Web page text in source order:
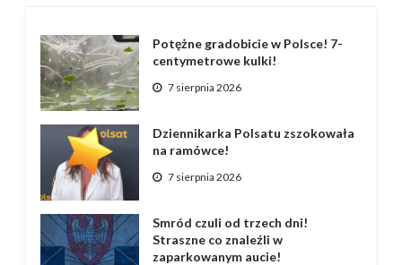
Potężne gradobicie w Polsce! 7-
centymetrowe kulki!
7 sierpnia 2026
Dziennikarka Polsatu zszokowała
na ramówce!
7 sierpnia 2026
Smród czuli od trzech dni!
Straszne co znaleźli w
zaparkowanym aucie!